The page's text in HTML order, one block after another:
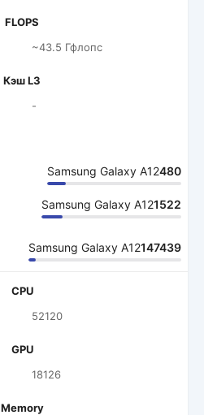
FLOPS
~43.5 Гфлопс
Кэш L3
-
Samsung Galaxy A12480
Samsung Galaxy A121522
Samsung Galaxy A12147439
CPU
52120
GPU
18126
Memory